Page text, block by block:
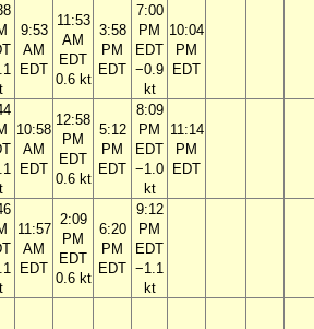
9:53
AM
EDT
11:53
AM
EDT
0.6 kt
3:58
PM
EDT
7:00
PM
EDT
−0.9
kt
10:04
PM
EDT
10:58
AM
EDT
12:58
PM
EDT
0.6 kt
5:12
PM
EDT
8:09
PM
EDT
−1.0
kt
11:14
PM
EDT
11:57
AM
EDT
2:09
PM
EDT
0.6 kt
6:20
PM
EDT
9:12
PM
EDT
−1.1
kt